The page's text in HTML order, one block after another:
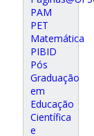
PAM
PET
Matemática
PIBID
Pós
Graduação
em
Educação
Científica
e